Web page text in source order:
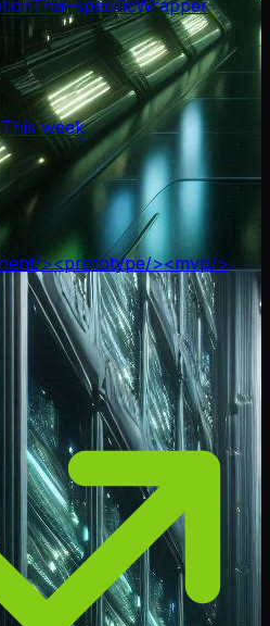
Thai-specificWrapper
week
><prototype/><mvp/>